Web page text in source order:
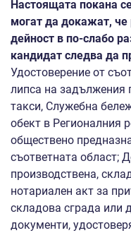
Настоящата покана
могат да докажат, че
дейност в по-слабо
кандидат следва да
Удостоверение от
липса на задължения
такси, Служебна
обект в Регионалния
обществено
съответната област;
производствена,
нотариален акт за
складова сграда или
документи,